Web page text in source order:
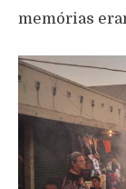
memórias